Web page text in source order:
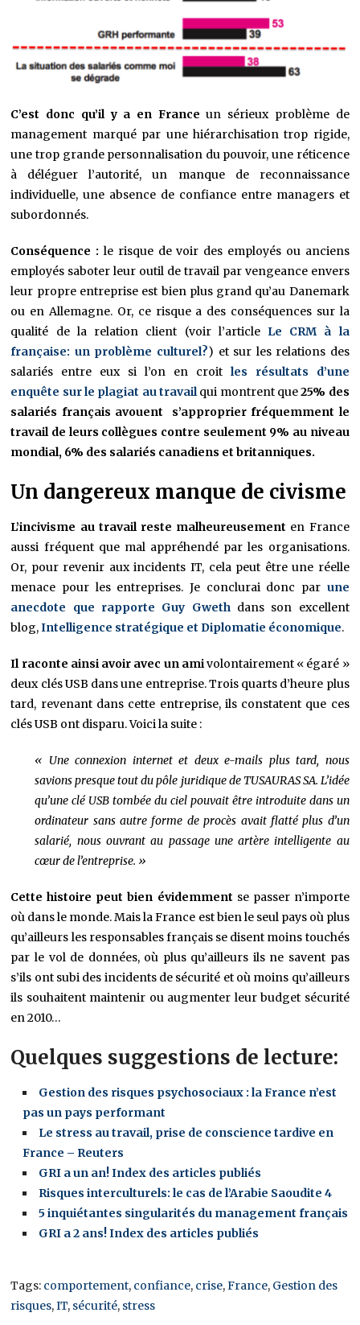
C’est donc qu’il y a en Franceun sérieux problème de
management marqué par une hiérarchisation trop rigide,
une trop grande personnalisation du pouvoir, une réticence
à déléguer l’autorité, un manque de reconnaissance
individuelle, une absence de confiance entre managers et
subordonnés.
Conséquence : le risque de voir des employés ou anciens
employés saboter leur outil de travail par vengeance envers
leur propre entreprise est bien plus grand qu’au Danemark
ou en Allemagne. Or, ce risque a des conséquences sur la
qualité de la relation client (voir l’article Le CRM à la
française: un problème culturel?) et sur les relations des
salariés entre eux si l’on en croit les résultats d’une
enquête sur le plagiat au travail qui montrent que25% des
salariés français avouent s’approprier fréquemment le
travail de leurs collègues contre seulement 9% au niveau
mondial, 6% des salariés canadiens et britanniques.
Un dangereux manque de civisme
L’incivisme au travail reste malheureusement en France
aussi fréquent que mal appréhendé par les organisations.
Or, pour revenir aux incidents IT, cela peut être une réelle
menace pour les entreprises. Je conclurai donc par une
anecdote que rapporte Guy Gweth dans son excellent
blog,Intelligence stratégique et Diplomatie économique.
Il raconte ainsi avoir avec un amivolontairement « égaré »
deux clés USB dans une entreprise. Trois quarts d’heure plus
tard, revenant dans cette entreprise, ils constatent que ces
clés USB ont disparu. Voici la suite :
« Une connexion internet et deux e-mails plus tard, nous
savions presque tout du pôle juridique de TUSAURAS SA. L’idée
qu’une clé USB tombée du ciel pouvait être introduite dans un
ordinateur sans autre forme de procès avait flatté plus d’un
salarié, nous ouvrant au passage une artère intelligente au
cœur de l’entreprise. »
Cette histoire peut bien évidemment se passer n’importe
où dans le monde. Mais la France est bien le seul pays où plus
qu’ailleurs les responsables français se disent moins touchés
par le vol de données, où plus qu’ailleurs ils ne savent pas
s’ils ont subi des incidents de sécurité et où moins qu’ailleurs
ils souhaitent maintenir ou augmenter leur budget sécurité
en 2010…
Quelques suggestions de lecture:
Gestion des risques psychosociaux : la France n’est
pas un pays performant
Le stress au travail, prise de conscience tardive en
France – Reuters
GRI a un an! Index des articles publiés
Risques interculturels: le cas de l’Arabie Saoudite 4
5 inquiétantes singularités du management français
GRI a 2 ans! Index des articles publiés
Tags: comportement, confiance, crise,France, Gestion des
risques,IT, sécurité, stress